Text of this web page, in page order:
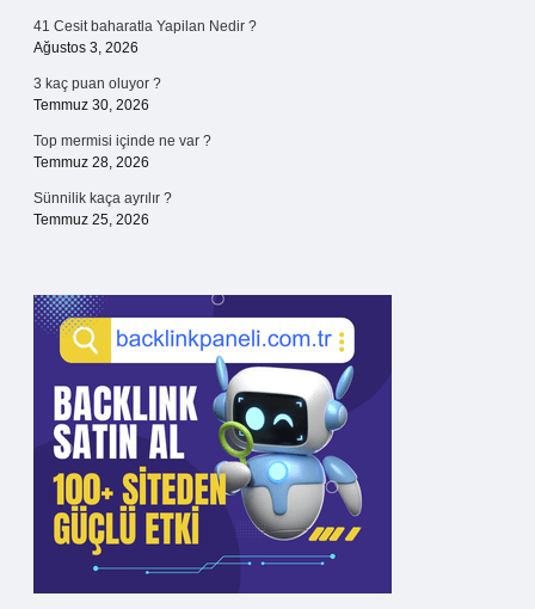
41 Cesit baharatla Yapilan Nedir ?
Ağustos 3, 2026
3 kaç puan oluyor ?
Temmuz 30, 2026
Top mermisi içinde ne var ?
Temmuz 28, 2026
Sünnilik kaça ayrılır ?
Temmuz 25, 2026